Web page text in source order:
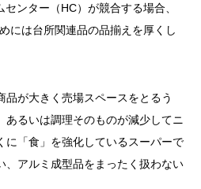
ンター（HC）が競合する場合、
には台所関連品の品揃えを厚くし
品が大きく売場スペースをとるう
あるいは調理そのものが減少してニ
に「食」を強化しているスーパーで
、アルミ成型品をまったく扱わない